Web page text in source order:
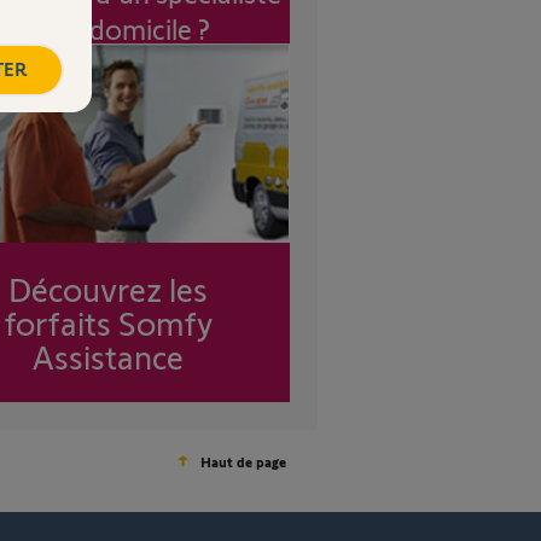
à mon domicile ?
Découvrez les
forfaits Somfy
Assistance
Haut de page